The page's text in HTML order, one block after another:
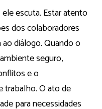
escuta. Estar atento
dos colaboradores
diálogo. Quando o
seguro,
e o
trabalho. O ato de
para necessidades